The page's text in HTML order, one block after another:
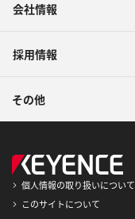
会社情報
採用情報
その他
個人情報の取り扱いについて
このサイトについて